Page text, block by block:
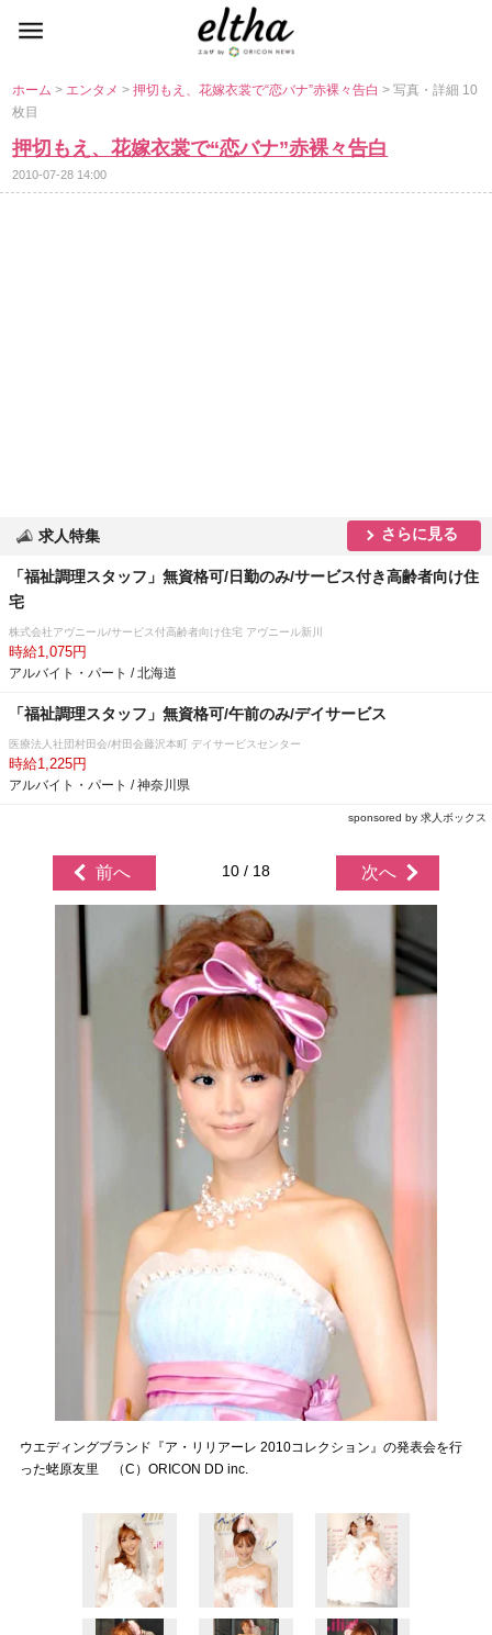
ホーム> エンタメ>押切もえ、花嫁衣裳で“恋バナ”赤裸々告白> 写真・詳細 10
枚目
押切もえ、花嫁衣裳で“恋バナ”赤裸々告白
2010-07-28 14:00
求人特集 さらに見る
「福祉調理スタッフ」無資格可/日勤のみ/サービス付き高齢者向け住
宅
株式会社アヴニール/サービス付高齢者向け住宅 アヴニール新川
時給1,075円
アルバイト・パート / 北海道
「福祉調理スタッフ」無資格可/午前のみ/デイサービス
医療法人社団村田会/村田会藤沢本町 デイサービスセンター
時給1,225円
アルバイト・パート / 神奈川県
sponsored by 求人ボックス
前へ 10 / 18 次へ
ウエディングブランド『ア・リリアーレ 2010コレクション』の発表会を行
った蛯原友里 （C）ORICON DD inc.